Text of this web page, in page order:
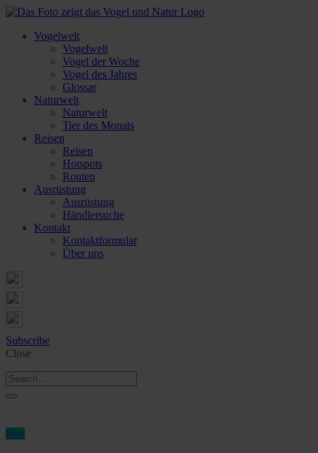
Vogelwelt
Vogelwelt
Vogel der Woche
Vogel des Jahres
Glossar
Naturwelt
Naturwelt
Tier des Monats
Reisen
Reisen
Hotspots
Routen
Ausrüstung
Ausrüstung
Händlersuche
Kontakt
Kontaktformular
Über uns
Subscribe
Close